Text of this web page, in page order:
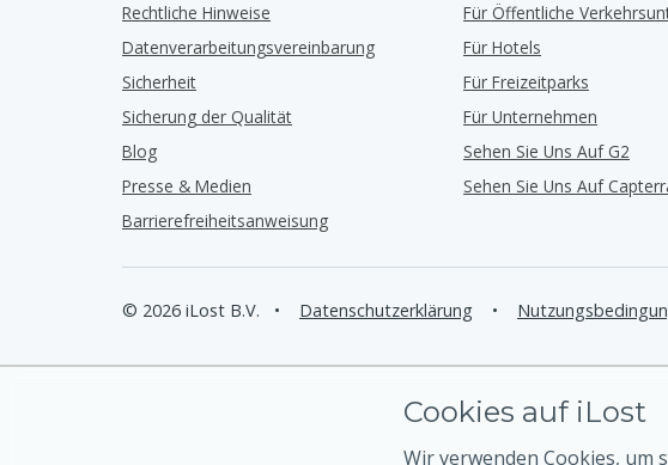
Rechtliche Hinweise
Datenverarbeitungsvereinbarung
Sicherheit
Sicherung der Qualität
Blog
Presse & Medien
Barrierefreiheitsanweisung
Für Öffentliche
Für Hotels
Für Freizeitparks
Für Unternehmen
Sehen Sie Uns Auf G2
Sehen Sie Uns Auf
© 2026 iLost B.V. • Datenschutzerklärung •
Cookies auf iLost
Wir verwenden Cookies,